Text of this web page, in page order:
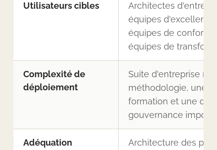
Utilisateurs cibles
Architectes
équipes
équipes de
équipes de
Complexité de
déploiement
Suite d'entreprise
méthodologie, une
formation et une
gouvernance
Adéquation
Architecture des